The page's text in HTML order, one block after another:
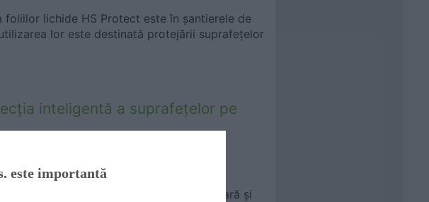
foliilor lichide HS Protect este în șantierele de
lor este destinată protejării suprafețelor
inteligentă a suprafețelor pe
HS Protect sunt asimilabile vopselelor
a căror aplicare pe suport este temporară și
este importantă